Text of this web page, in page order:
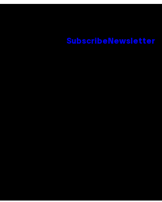
Subscribe Newsletter